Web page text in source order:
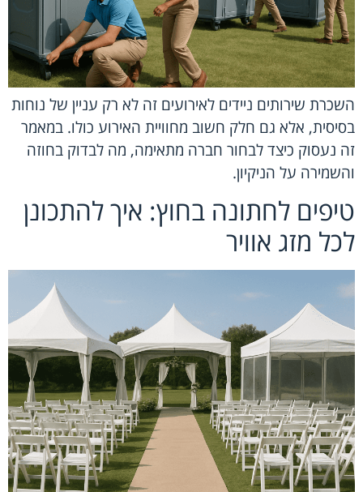
השכרת שירותים ניידים לאירועים זה לא רק עניין של נוחות
בסיסית, אלא גם חלק חשוב מחוויית האירוע כולו. במאמר
זה נעסוק כיצד לבחור חברה מתאימה, מה לבדוק בחוזה
והשמירה על הניקיון.
טיפים לחתונה בחוץ: איך להתכונן
לכל מזג אוויר